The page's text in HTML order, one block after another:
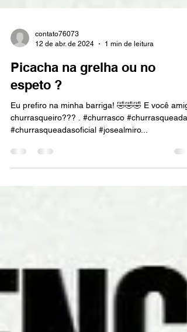
contato76073
12 de abr. de 2024
Picacha na grelha ou no
espeto ?
Eu prefiro na minha barriga! 🤣🤣🤣 E você